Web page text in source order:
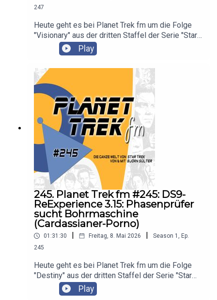
247
Heute geht es bei Planet Trek fm um die Folge
"Visionary" aus der dritten Staffel der Serie "Star
Trek: Deep Space Nine". Es diskutieren Claudia
Kern und Björn Sülter.
Play
245. Planet Trek fm #245: DS9-
ReExperience 3.15: Phasenprüfer
sucht Bohrmaschine
(Cardassianer-Porno)
01:31:30 | Freitag, 8. Mai 2026 | Season 1 , Ep.
245
Heute geht es bei Planet Trek fm um die Folge
"Destiny" aus der dritten Staffel der Serie "Star
Trek: Deep Space Nine". Es diskutieren Claudia
Kern und Björn Sülter.
Play